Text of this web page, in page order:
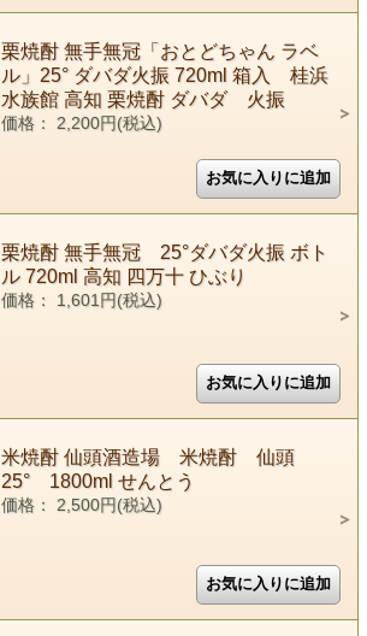
栗焼酎 無手無冠「おとどちゃん ラベ
ル」25° ダバダ火振 720ml 箱入 桂浜
水族館 高知 栗焼酎 ダバダ 火振
価格： 2,200円(税込)
栗焼酎 無手無冠 25°ダバダ火振 ボト
ル 720ml 高知 四万十 ひぶり
価格： 1,601円(税込)
米焼酎 仙頭酒造場 米焼酎 仙頭
25° 1800ml せんとう
価格： 2,500円(税込)